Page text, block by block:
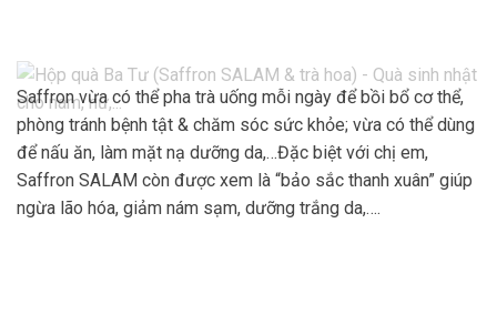
Saffron vừa có thể pha trà uống mỗi ngày để bồi bổ cơ thể,
phòng tránh bệnh tật & chăm sóc sức khỏe; vừa có thể dùng
để nấu ăn, làm mặt nạ dưỡng da,…Đặc biệt với chị em,
Saffron SALAM còn được xem là “bảo sắc thanh xuân” giúp
ngừa lão hóa, giảm nám sạm, dưỡng trắng da,….